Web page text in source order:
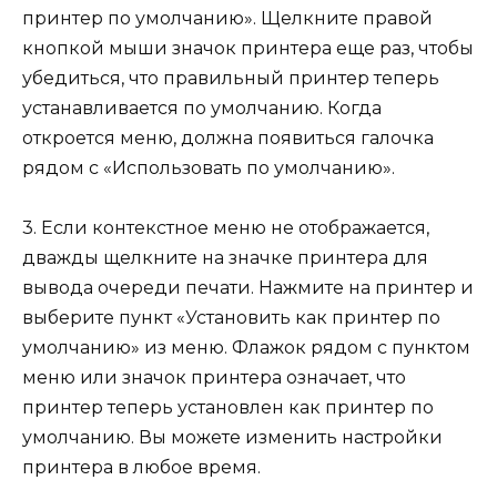
принтер по умолчанию». Щелкните правой
кнопкой мыши значок принтера еще раз, чтобы
убедиться, что правильный принтер теперь
устанавливается по умолчанию. Когда
откроется меню, должна появиться галочка
рядом с «Использовать по умолчанию».
3. Если контекстное меню не отображается,
дважды щелкните на значке принтера для
вывода очереди печати. Нажмите на принтер и
выберите пункт «Установить как принтер по
умолчанию» из меню. Флажок рядом с пунктом
меню или значок принтера означает, что
принтер теперь установлен как принтер по
умолчанию. Вы можете изменить настройки
принтера в любое время.